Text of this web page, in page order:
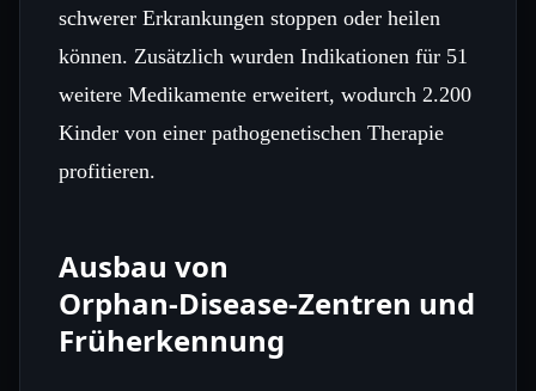
schwerer Erkrankungen stoppen oder heilen
können. Zusätzlich wurden Indikationen für 51
weitere Medikamente erweitert, wodurch 2.200
Kinder von einer pathogenetischen Therapie
profitieren.
Ausbau von
Orphan‑Disease‑Zentren und
Früherkennung